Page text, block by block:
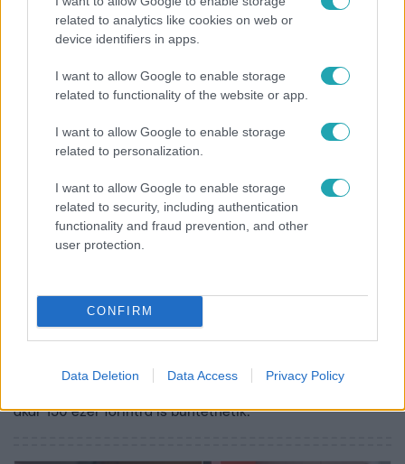
related to analytics like cookies on web or
device identifiers in apps.
I want to allow Google to enable storage
related to functionality of the website or app.
I want to allow Google to enable storage
related to personalization.
I want to allow Google to enable storage
related to security, including authentication
functionality and fraud prevention, and other
user protection.
CONFIRM
Data Deletion Data Access Privacy Policy
2023. február 12. 17:37
Nem aprózta el: videón az egyszerre öt szabályt
megszegő sofőr
Az RTL Híradónak nyilatkozó közlekedési jogász azt
akár 150 ezer forintra is büntethetik.